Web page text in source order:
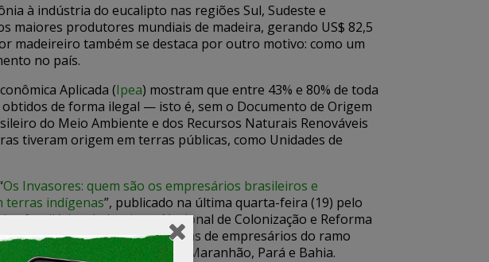
à indústria do eucalipto nas regiões Sul, Sudeste e
maiores produtores mundiais de madeira, gerando US$ 82,5
madeireiro também se destaca por outro motivo: como um
no país.
Aplicada (Ipea) mostram que entre 43% e 80% de toda
de forma ilegal — isto é, sem o Documento de Origem
do Meio Ambiente e dos Recursos Naturais Renováveis
tiveram origem em terras públicas, como Unidades de
Os Invasores: quem são os empresários brasileiros e
terras indígenas”, publicado na última quarta-feira (19) pelo
fundiários do Instituto Nacional de Colonização e Reforma
quinze grandes incidências de empresários do ramo
pela Funai no Mato Grosso, Maranhão, Pará e Bahia.